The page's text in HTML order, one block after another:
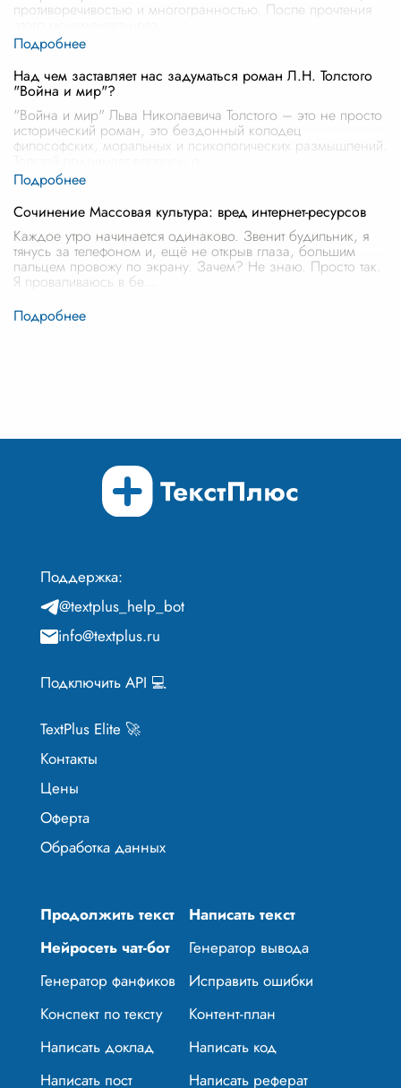
противоречивостью и многогранностью. После прочтения
Над чем заставляет нас задуматься роман Л.Н. Толстого
"Война и мир"?
"Война и мир" Льва Николаевича Толстого – это не просто
исторический роман, это бездонный колодец
философских, моральных и психологических размышлений.
Сочинение Массовая культура: вред интернет-ресурсов
Каждое утро начинается одинаково. Звенит будильник, я
тянусь за телефоном и, ещё не открыв глаза, большим
пальцем провожу по экрану. Зачем? Не знаю. Просто так.
Я проваливаюсь в бе
Поддержка:
@textplus_help_bot
info@textplus.ru
Подключить API 💻
TextPlus Elite 🚀
Контакты
Цены
Оферта
Обработка данных
Продолжить текст
Написать текст
Нейросеть чат-бот
Генератор вывода
Генератор фанфиков
Исправить ошибки
Конспект по тексту
Контент-план
Написать доклад
Написать код
Написать пост
Написать реферат